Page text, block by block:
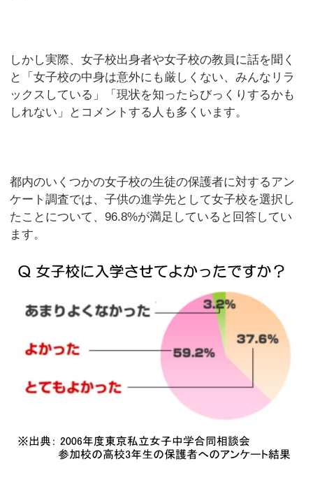
しかし実際、女子校出身者や女子校の教員に話を聞く
と「女子校の中身は意外にも厳しくない、みんなリラ
ックスしている」「現状を知ったらびっくりするかも
しれない」とコメントする人も多くいます。
都内のいくつかの女子校の生徒の保護者に対するアン
ケート調査では、子供の進学先として女子校を選択し
たことについて、96.8%が満足していると回答してい
ます。